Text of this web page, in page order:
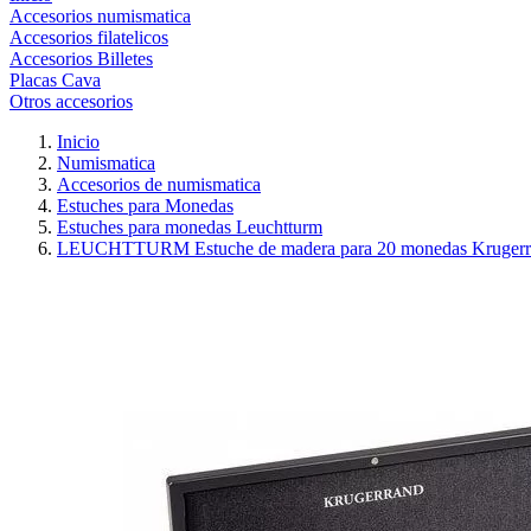
Accesorios numismatica
Accesorios filatelicos
Accesorios Billetes
Placas Cava
Otros accesorios
Inicio
Numismatica
Accesorios de numismatica
Estuches para Monedas
Estuches para monedas Leuchtturm
LEUCHTTURM Estuche de madera para 20 monedas